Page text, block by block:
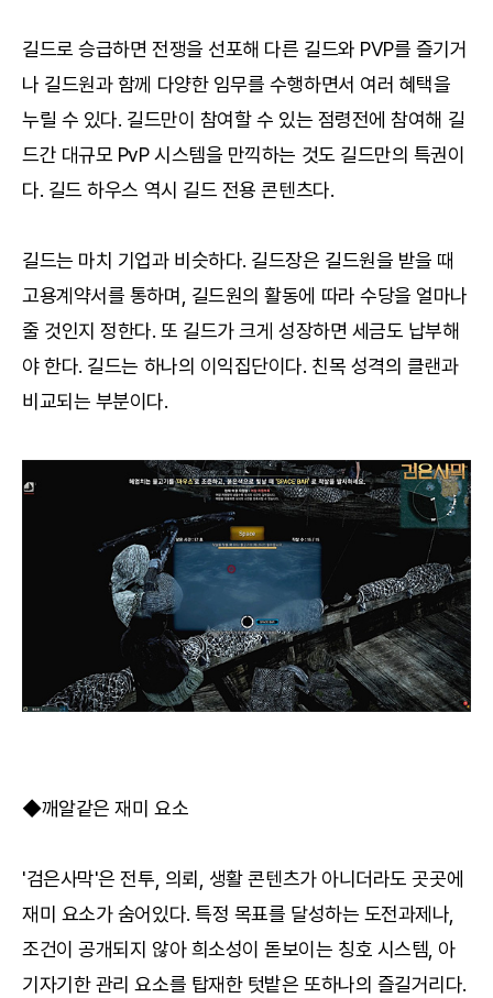
길드로 승급하면 전쟁을 선포해 다른 길드와 PVP를 즐기거
나 길드원과 함께 다양한 임무를 수행하면서 여러 혜택을
누릴 수 있다. 길드만이 참여할 수 있는 점령전에 참여해 길
드간 대규모 PvP 시스템을 만끽하는 것도 길드만의 특권이
다. 길드 하우스 역시 길드 전용 콘텐츠다.
길드는 마치 기업과 비슷하다. 길드장은 길드원을 받을 때
고용계약서를 통하며, 길드원의 활동에 따라 수당을 얼마나
줄 것인지 정한다. 또 길드가 크게 성장하면 세금도 납부해
야 한다. 길드는 하나의 이익집단이다. 친목 성격의 클랜과
비교되는 부분이다.
◆깨알같은 재미 요소
'검은사막'은 전투, 의뢰, 생활 콘텐츠가 아니더라도 곳곳에
재미 요소가 숨어있다. 특정 목표를 달성하는 도전과제나,
조건이 공개되지 않아 희소성이 돋보이는 칭호 시스템, 아
기자기한 관리 요소를 탑재한 텃밭은 또하나의 즐길거리다.